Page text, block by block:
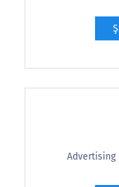
Advertising